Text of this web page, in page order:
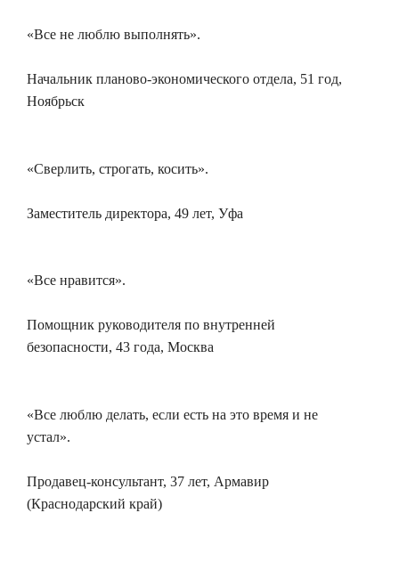
«Все не люблю выполнять».
Начальник планово-экономического отдела, 51 год,
Ноябрьск
«Сверлить, строгать, косить».
Заместитель директора, 49 лет, Уфа
«Все нравится».
Помощник руководителя по внутренней
безопасности, 43 года, Москва
«Все люблю делать, если есть на это время и не
устал».
Продавец-консультант, 37 лет, Армавир
(Краснодарский край)